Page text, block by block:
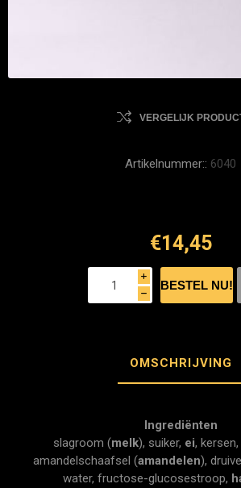
VERGELIJK
Artikelnummer:: 6040
€14,45
i
h
OMSCHRIJVING
Ingrediënten
slagroom (melk), suiker, ei, kersen,
amandelschaafsel (amandelen),
water, fructose-glucosestroop,